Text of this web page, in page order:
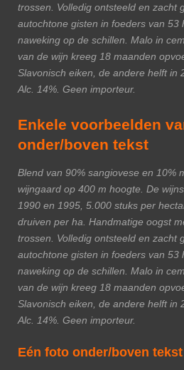
trossen. Volledig ontsteeld en zacht
autochtone gisten in foeders van 53
naweking op de schillen. Malo in
van de wijn kreeg 18 maanden
Slavonisch eiken, de andere helft in
Alc. 14%. Geen importeur.
Enkele voorbeelden
onder/boven tekst
Blend van 90% sangiovese en 10%
wijngaard op 400 m hoogte. De
1990 en 1995, 5.000 stuks per
druiven per ha. Handmatige oogst
trossen. Volledig ontsteeld en zacht
autochtone gisten in foeders van 53
naweking op de schillen. Malo in
van de wijn kreeg 18 maanden
Slavonisch eiken, de andere helft in
Alc. 14%. Geen importeur.
Eén foto onder/boven tekst